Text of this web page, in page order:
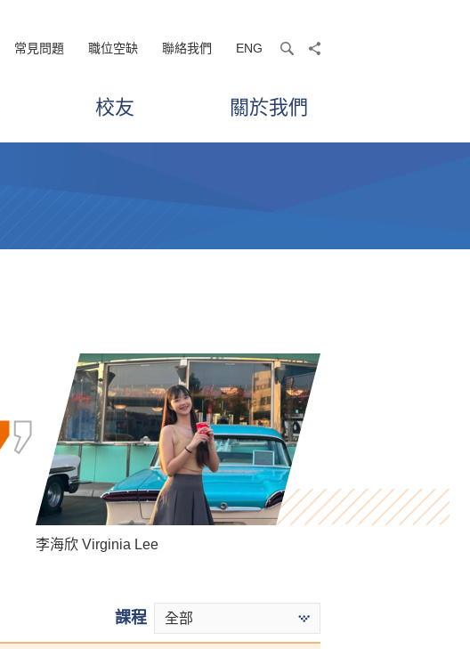
常見問題 職位空缺 聯絡我們 ENG searchshare
校友 關於我們
孫慧淇 Sun Wai Ki
李海欣 Virginia Lee
羅健允 Killian Loh
課程 全部